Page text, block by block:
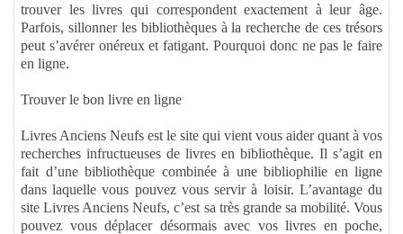
trouver les livres qui correspondent exactement à leur âge.
Parfois, sillonner les bibliothèques à la recherche de ces trésors
peut s’avérer onéreux et fatigant. Pourquoi donc ne pas le faire
en ligne.
Trouver le bon livre en ligne
Livres Anciens Neufs est le site qui vient vous aider quant à vos
recherches infructueuses de livres en bibliothèque. Il s’agit en
fait d’une bibliothèque combinée à une bibliophilie en ligne
dans laquelle vous pouvez vous servir à loisir. L’avantage du
site Livres Anciens Neufs, c’est sa très grande sa mobilité. Vous
pouvez vous déplacer désormais avec vos livres en poche,